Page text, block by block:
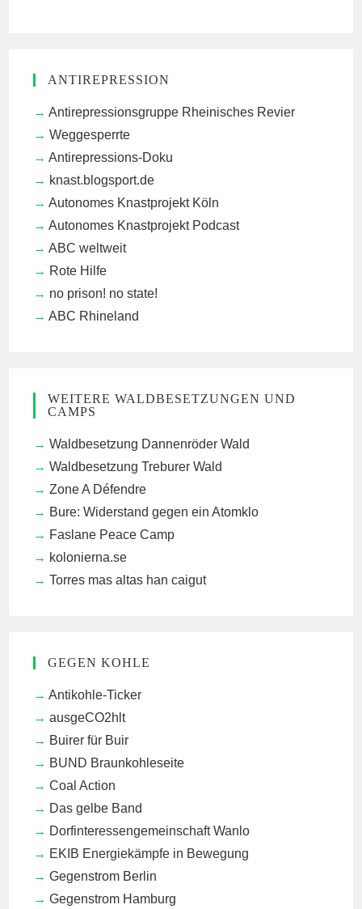
ANTIREPRESSION
Antirepressionsgruppe Rheinisches Revier
Weggesperrte
Antirepressions-Doku
knast.blogsport.de
Autonomes Knastprojekt Köln
Autonomes Knastprojekt Podcast
ABC weltweit
Rote Hilfe
no prison! no state!
ABC Rhineland
WEITERE WALDBESETZUNGEN UND
CAMPS
Waldbesetzung Dannenröder Wald
Waldbesetzung Treburer Wald
Zone A Défendre
Bure: Widerstand gegen ein Atomklo
Faslane Peace Camp
kolonierna.se
Torres mas altas han caigut
GEGEN KOHLE
Antikohle-Ticker
ausgeCO2hlt
Buirer für Buir
BUND Braunkohleseite
Coal Action
Das gelbe Band
Dorfinteressengemeinschaft Wanlo
EKIB Energiekämpfe in Bewegung
Gegenstrom Berlin
Gegenstrom Hamburg